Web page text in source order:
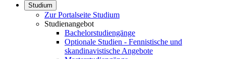
Studium
Zur Portalseite Studium
Studienangebot
Bachelorstudiengänge
Optionale Studien - Fennistische und
skandinavistische Angebote